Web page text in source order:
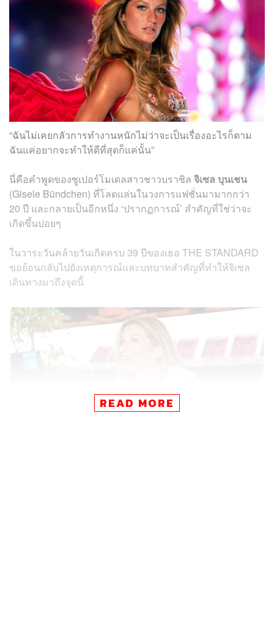
“ฉันไม่เคยกลัวการทำงานหนักไม่ว่าจะเป็นเรื่องอะไรก็ตาม
ฉันแค่อยากจะทำให้ดีที่สุดก็แค่นั้น”
นี่คือคำพูดของซูเปอร์โมเดลสาวชาวบราซิล จิเซล บุนเชน
(Gisele Bündchen) ที่โลดแล่นในวงการแฟชั่นมามากกว่า
20 ปี และกลายเป็นอีกหนึ่ง ‘ปรากฏการณ์’ สำคัญที่ใช่ว่าจะ
เกิดขึ้นบ่อยๆ
ในวาระวันคล้ายวันเกิดครบ 39 ปีของเธอ THE STANDARD
ขอย้อนกลับไปยังเหตุการณ์และบทบาทสำคัญที่ทำให้จิเซล
เดินทางมาถึงจุดนี้
READ MORE